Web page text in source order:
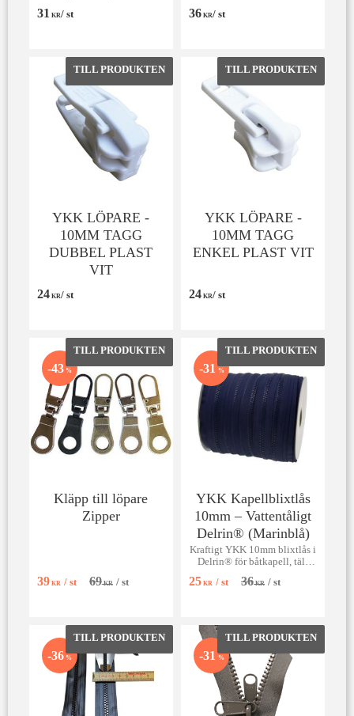
31 KR/ st 36 KR/ st
YKK LÖPARE -
10MM TAGG
DUBBEL PLAST
VIT
24KR/ st
Lägg till i favoriter
YKK LÖPARE -
10MM TAGG
ENKEL PLAST VIT
24 KR/ st
Lägg till
Kläpp till löpare
Zipper
39KR / st 69KR / st
43 % Lägg till i favoriter
YKK Kapellblixtlås
10mm – Vattentåligt
Delrin® (Marinblå)
Kraftigt YKK 10mm blixtlås i
Delrin® för båtkapell, tält
per 50 cm. [Glöm ej löpare!]
25 KR / st 36KR / st
31 % Lägg till
36 % Lägg till i favoriter
31 % Lägg till